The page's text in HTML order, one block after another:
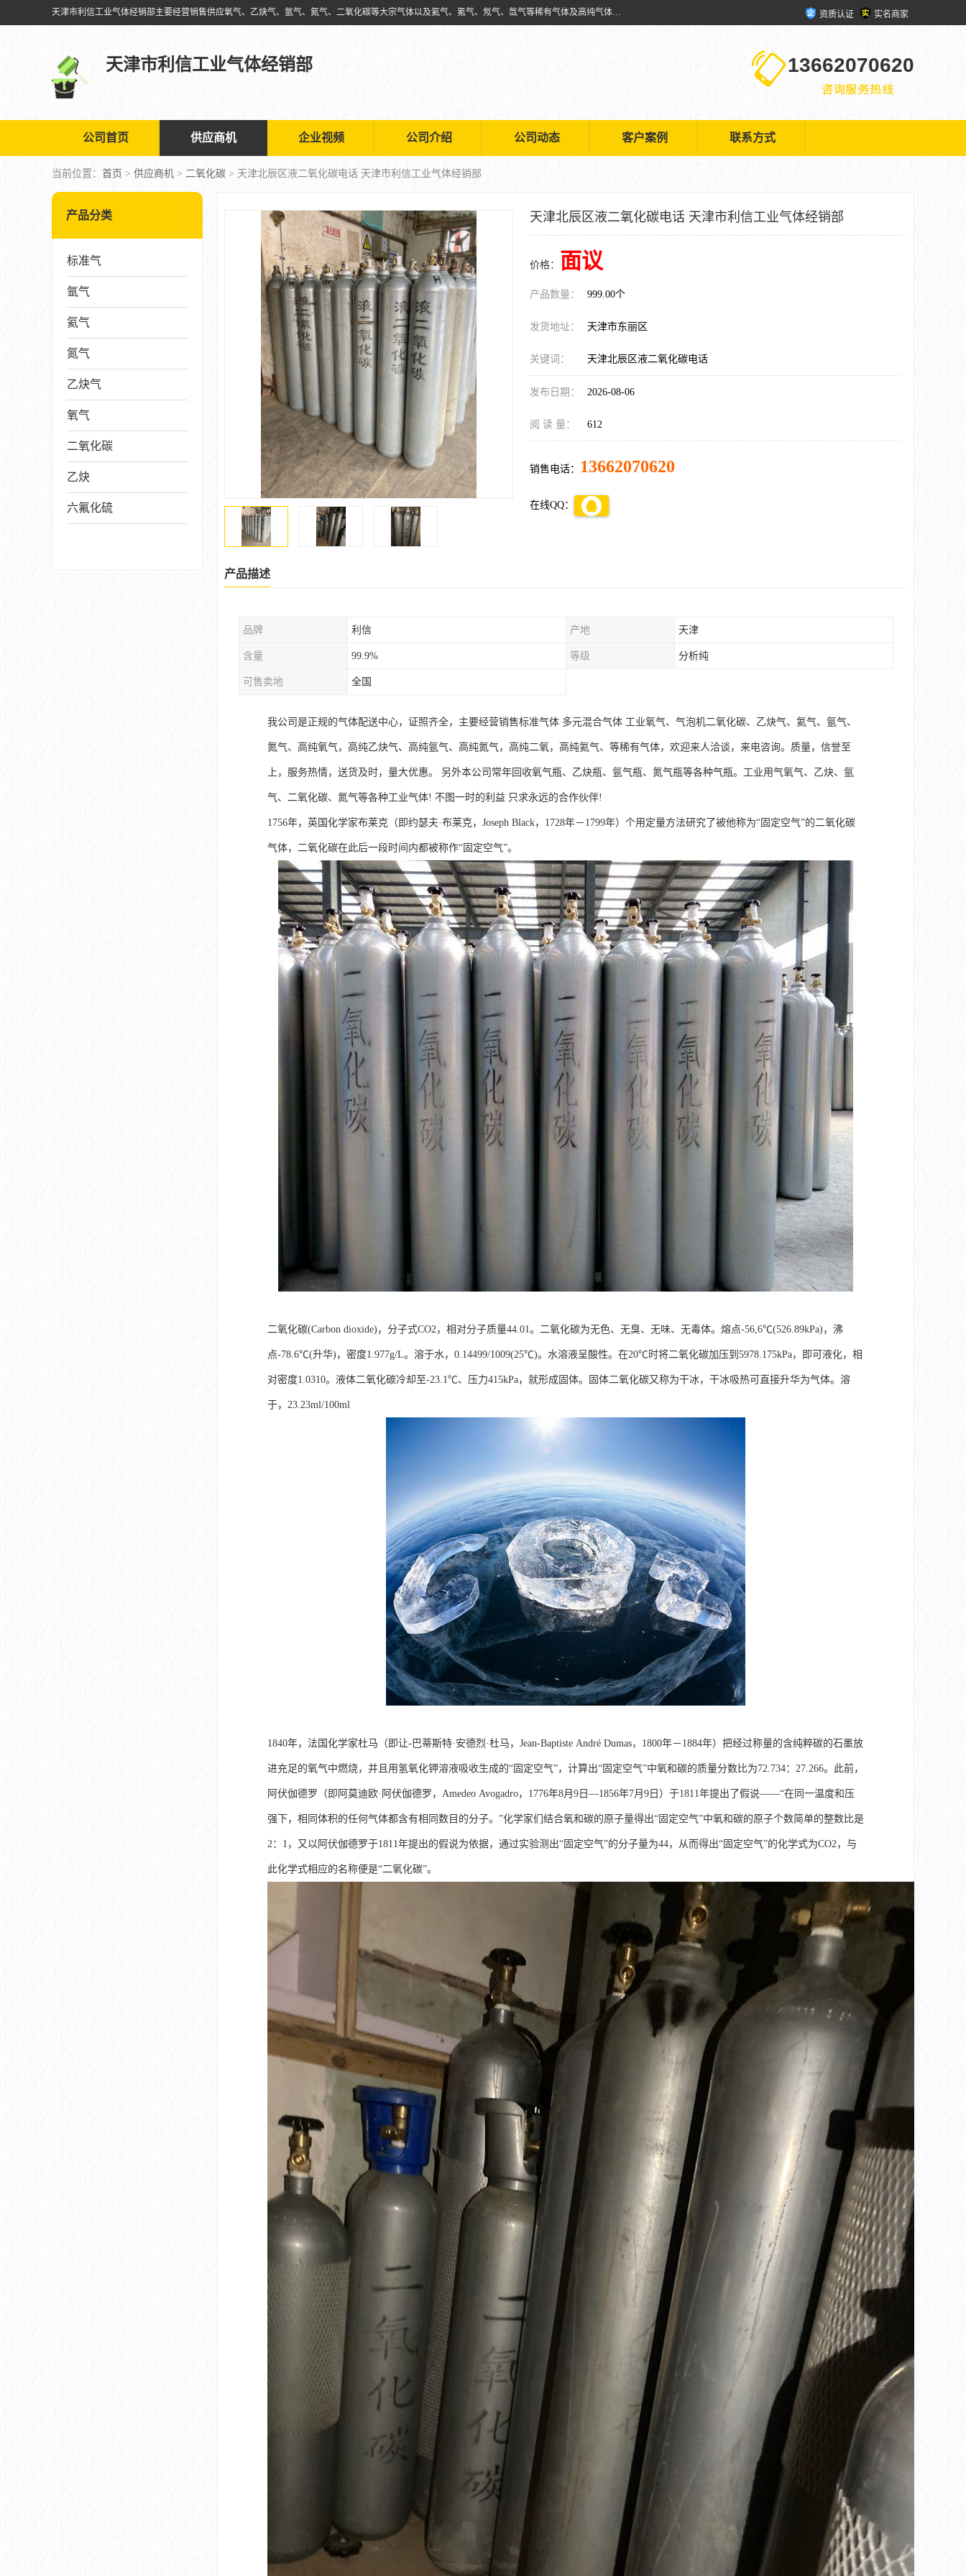
天津市利信工业气体经销部主要经营销售供应氧气、乙炔气、氩气、氮气、二氧化碳等大宗气体以及氦气、氪气、氖气、氙气等稀有气体及高纯气体的配送租赁 资质认证 实名商家
天津市利信工业气体经销部 13662070620
公司首页 供应商机 企业视频 公司介绍 公司动态 客户案例 联系方式
当前位置： 首页 > 供应商机 > 二氧化碳 > 天津北辰区液二氧化碳电话 天津市利信工业气体经销部
产品分类
标准气
氩气
氦气
氮气
乙炔气
氧气
二氧化碳
乙炔
六氟化硫
天津北辰区液二氧化碳电话 天津市利信工业气体经销部
价格： 面议
产品数量： 999.00个
发货地址： 天津市东丽区
关键词： 天津北辰区液二氧化碳电话
发布日期： 2026-08-06
阅 读 量： 612
销售电话： 13662070620
在线QQ：
产品描述
品牌 利信 产地 天津
含量 99.9% 等级 分析纯
可售卖地 全国
我公司是正规的气体配送中心，证照齐全，主要经营销售标准气体 多元混合气体 工业氧气、气泡机二氧化碳、乙炔气、氦气、氩气、
氮气、高纯氧气，高纯乙炔气、高纯氩气、高纯氮气，高纯二氧，高纯氦气、等稀有气体，欢迎来人洽谈，来电咨询。质量，信誉至
上，服务热情，送货及时，量大优惠。 另外本公司常年回收氧气瓶、乙炔瓶、氩气瓶、氮气瓶等各种气瓶。工业用气氧气、乙炔、氩
气、二氧化碳、氮气等各种工业气体! 不图一时的利益 只求永远的合作伙伴!
1756年，英国化学家布莱克（即约瑟夫·布莱克，Joseph Black，1728年－1799年）个用定量方法研究了被他称为“固定空气”的二氧化碳
气体，二氧化碳在此后一段时间内都被称作“固定空气”。
二氧化碳(Carbon dioxide)，分子式CO2，相对分子质量44.01。二氧化碳为无色、无臭、无味、无毒体。熔点-56,6℃(526.89kPa)，沸
点-78.6℃(升华)，密度1.977g/L。溶于水，0.14499/1009(25℃)。水溶液呈酸性。在20℃时将二氧化碳加压到5978.175kPa，即可液化，相
对密度1.0310。液体二氧化碳冷却至-23.1℃、压力415kPa，就形成固体。固体二氧化碳又称为干冰，干冰吸热可直接升华为气体。溶
于，23.23ml/100ml
1840年，法国化学家杜马（即让-巴蒂斯特·安德烈·杜马，Jean-Baptiste André Dumas，1800年－1884年）把经过称量的含纯粹碳的石墨放
进充足的氧气中燃烧，并且用氢氧化钾溶液吸收生成的“固定空气”，计算出“固定空气”中氧和碳的质量分数比为72.734：27.266。此前，
阿伏伽德罗（即阿莫迪欧·阿伏伽德罗，Amedeo Avogadro，1776年8月9日—1856年7月9日）于1811年提出了假说——“在同一温度和压
强下，相同体积的任何气体都含有相同数目的分子。”化学家们结合氧和碳的原子量得出“固定空气”中氧和碳的原子个数简单的整数比是
2：1，又以阿伏伽德罗于1811年提出的假说为依据，通过实验测出“固定空气”的分子量为44，从而得出“固定空气”的化学式为CO2，与
此化学式相应的名称便是“二氧化碳”。